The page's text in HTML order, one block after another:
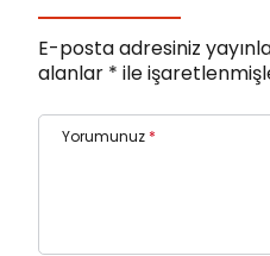
E-posta adresiniz
alanlar * ile
Yorumunuz *